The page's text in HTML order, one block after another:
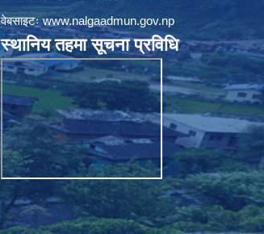
वेबसाइटःwww.nalgaadmun.gov.np
स्थानिय तहमा सूचना प्रविधि